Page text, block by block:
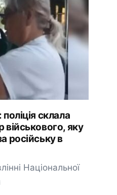
склала
військового, яку
російську в
Національної